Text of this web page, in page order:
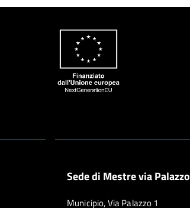
Sede di Mestre via Palazzo
Municipio, Via Palazzo 1